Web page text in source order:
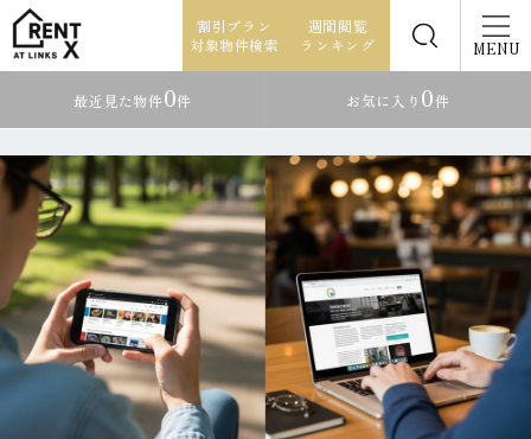
割引プラン
対象物件検索
週間閲覧
ランキング
MENU
最近見た物件0件 お気に入り 0件